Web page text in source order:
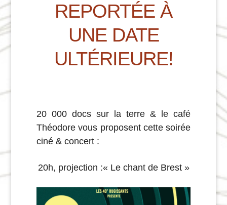
REPORTÉE À
UNE DATE
ULTÉRIEURE!
20 000 docs sur la terre&
le café
Théodore vous proposent cette soirée
ciné & concert :
20h, projection :« Le chant de Brest »